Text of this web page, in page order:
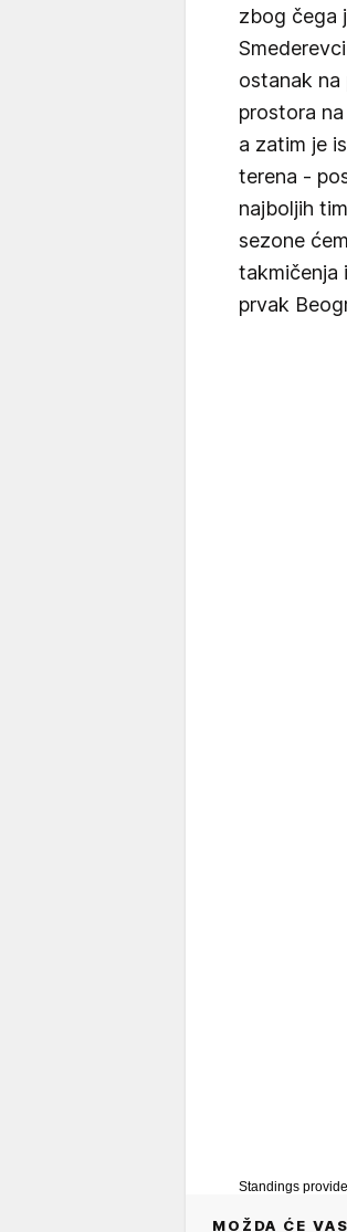
zbog čega
ostanak na
prostora
a zatim je
terena -
najboljih
sezone
takmičenja
prvak
Standings
MOŽDA ĆE